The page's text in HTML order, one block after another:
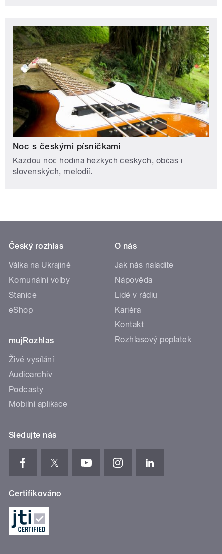
Noc s českými písničkami
Každou noc hodina hezkých českých, občas i
slovenských, melodií.
Český rozhlas
Válka na Ukrajině
Komunální volby
Stanice
eShop
mujRozhlas
Živé vysílání
Audioarchiv
Podcasty
Mobilní aplikace
O nás
Jak nás naladíte
Nápověda
Lidé v rádiu
Kariéra
Kontakt
Rozhlasový poplatek
Sledujte nás
Certifikováno